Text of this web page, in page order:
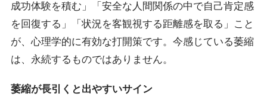
成功体験を積む」「安全な人間関係の中で自己肯定感
を回復する」「状況を客観視する距離感を取る」こと
が、心理学的に有効な打開策です。今感じている萎縮
は、永続するものではありません。
萎縮が長引くと出やすいサイン